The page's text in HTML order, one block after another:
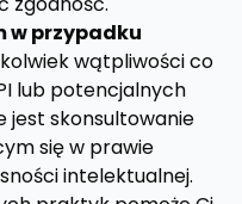
w przypadku
wątpliwości co
lub potencjalnych
jest skonsultowanie
się w prawie
intelektualnej.